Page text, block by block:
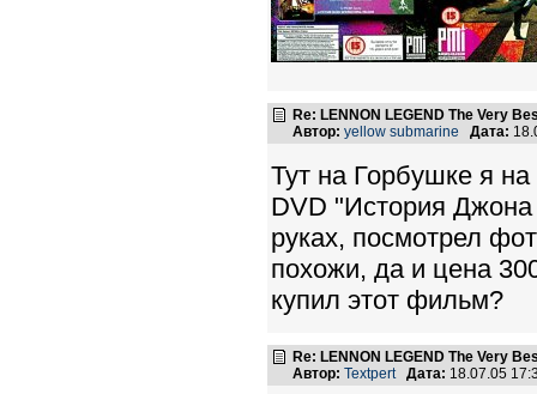
Re: LENNON LEGEND The Very
Автор: yellow submarine Дата:
Тут на Горбушке я
DVD "История
руках, посмотрел
похожи, да и цена
купил этот фильм?
Re: LENNON LEGEND The Very
Автор: Textpert Дата: 18.07.05